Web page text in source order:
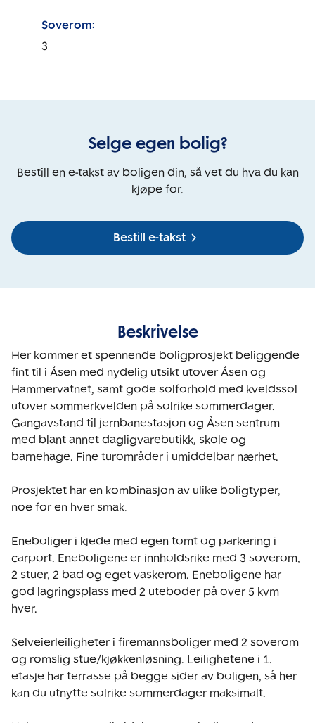
Soverom:
3
Selge egen bolig?
Bestill en e-takst av boligen din, så vet du hva du kan
kjøpe for.
Bestill e-takst
Beskrivelse
Her kommer et spennende boligprosjekt beliggende
fint til i Åsen med nydelig utsikt utover Åsen og
Hammervatnet, samt gode solforhold med kveldssol
utover sommerkvelden på solrike sommerdager.
Gangavstand til jernbanestasjon og Åsen sentrum
med blant annet dagligvarebutikk, skole og
barnehage. Fine turområder i umiddelbar nærhet.
Prosjektet har en kombinasjon av ulike boligtyper,
noe for en hver smak.
Eneboliger i kjede med egen tomt og parkering i
carport. Eneboligene er innholdsrike med 3 soverom,
2 stuer, 2 bad og eget vaskerom. Eneboligene har
god lagringsplass med 2 uteboder på over 5 kvm
hver.
Selveierleiligheter i firemannsboliger med 2 soverom
og romslig stue/kjøkkenløsning. Leilighetene i 1.
etasje har terrasse på begge sider av boligen, så her
kan du utnytte solrike sommerdager maksimalt.